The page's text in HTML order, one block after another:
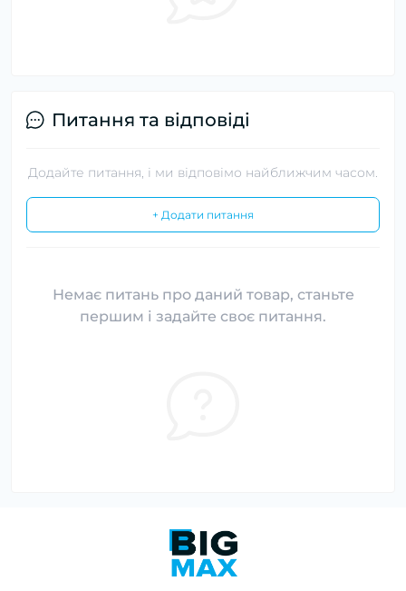
Питання та відповіді
Додайте питання, і ми відповімо найближчим часом.
+ Додати питання
Немає питань про даний товар, станьте
першим і задайте своє питання.